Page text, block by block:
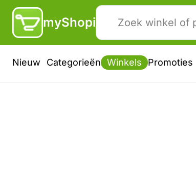
myShopi
Nieuw Categorieën Winkels Promoties